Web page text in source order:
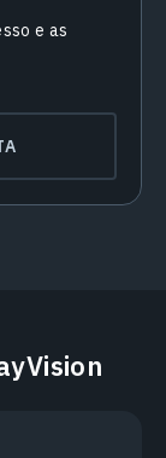
e as